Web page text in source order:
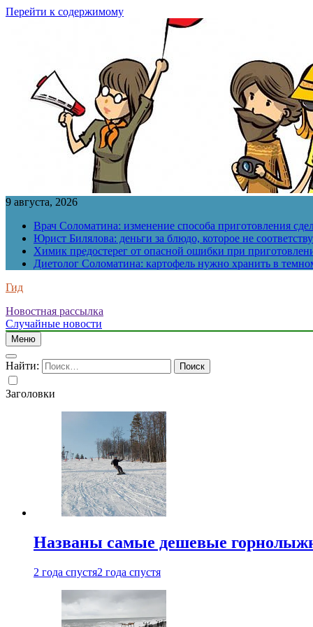
Перейти к содержимому
9 августа, 2026
Врач Соломатина: изменение способа приготовления
Юрист Билялова: деньги за блюдо, которое не
Химик предостерег от опасной ошибки при
Диетолог Соломатина: картофель нужно хранить в
Гид
Новостная рассылка
Случайные новости
Меню
Найти:
Заголовки
Названы самые дешевые
2 года спустя2 года спустя